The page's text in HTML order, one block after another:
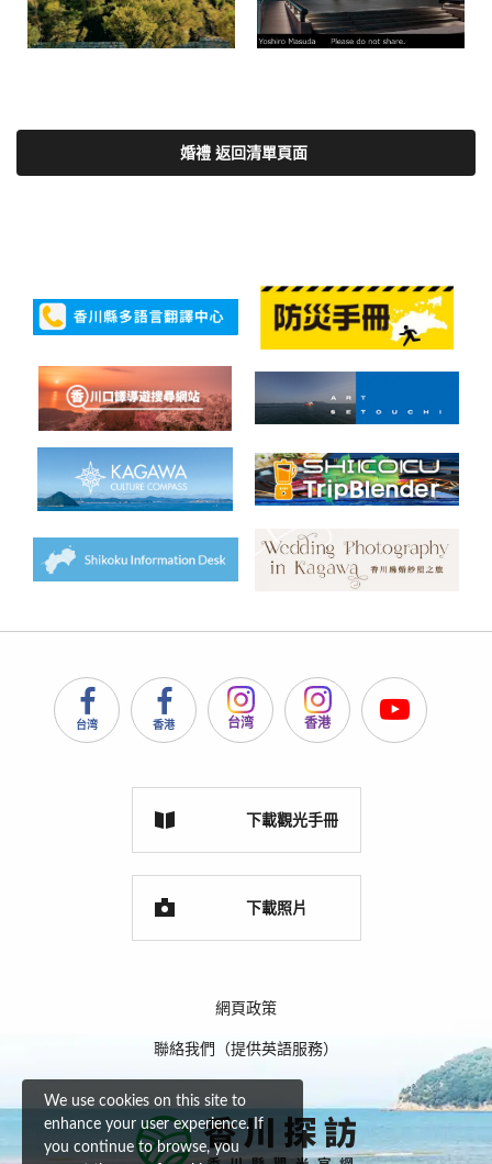
婚禮 返回清單頁面
台湾 香港 台湾 香港
下載觀光手冊
下載照片
網頁政策
聯絡我們（提供英語服務）
We use cookies on this site to
enhance your user experience. If
you continue to browse, you